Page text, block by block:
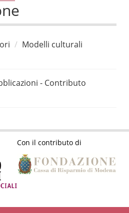
Modelli culturali
- Contributo
Con il contributo di